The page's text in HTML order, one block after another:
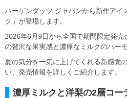
ハーゲンダッツ ジャパンから新作アイ
ク」が登場します。
2026年6月9日から全国で期間限定発
の贅沢な果実感と濃厚なミルクのハーモ
夏の気分を一気に上げてくれる新感覚
い、発売情報を詳しくご紹介します。
濃厚ミルクと洋梨の2層コー